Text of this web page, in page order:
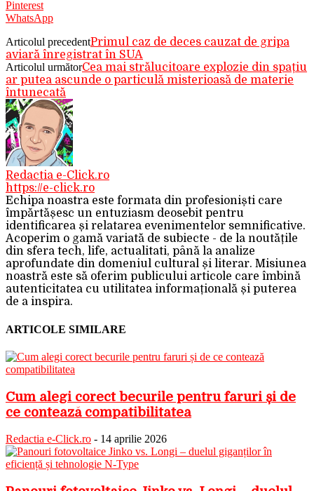
Pinterest
WhatsApp
Articolul precedentPrimul caz de deces cauzat de gripa
aviară înregistrat în SUA
Articolul următorCea mai strălucitoare explozie din spațiu
ar putea ascunde o particulă misterioasă de materie
întunecată
Redactia e-Click.ro
https://e-click.ro
Echipa noastra este formata din profesioniști care
împărtășesc un entuziasm deosebit pentru
identificarea și relatarea evenimentelor semnificative.
Acoperim o gamă variată de subiecte - de la noutățile
din sfera tech, life, actualitati, până la analize
aprofundate din domeniul cultural și literar. Misiunea
noastră este să oferim publicului articole care îmbină
autenticitatea cu utilitatea informațională și puterea
de a inspira.
ARTICOLE SIMILARE
Cum alegi corect becurile pentru faruri și de
ce contează compatibilitatea
Redactia e-Click.ro - 14 aprilie 2026